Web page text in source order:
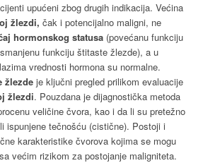
upućeni zbog drugih indikacija. Većina
žlezdi, čak i potencijalno maligni, ne
hormonskog statusa(povećanu funkciju
funkciju štitaste žlezde), a u
vrednosti hormona su normalne.
žlezdeje ključni pregled prilikom evaluacije
žlezdi. Pouzdana je dijagnostička metoda
veličine čvora, kao i da li su pretežno
ispunjene tečnošću (cistične). Postoji i
karakteristike čvorova kojima se mogu
većim rizikom za postojanje maligniteta.